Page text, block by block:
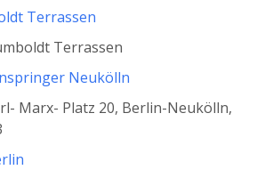
Terrassen
Terrassen
Neukölln
Marx- Platz 20, Berlin-Neukölln,